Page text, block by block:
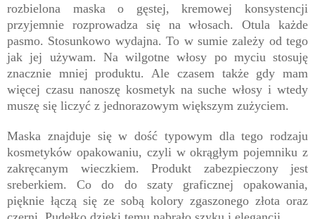
rozbielona maska o gęstej, kremowej konsystencji
przyjemnie rozprowadza się na włosach. Otula każde
pasmo. Stosunkowo wydajna. To w sumie zależy od tego
jak jej używam. Na wilgotne włosy po myciu stosuję
znacznie mniej produktu. Ale czasem także gdy mam
więcej czasu nanoszę kosmetyk na suche włosy i wtedy
muszę się liczyć z jednorazowym większym zużyciem.
Maska znajduje się w dość typowym dla tego rodzaju
kosmetyków opakowaniu, czyli w okrągłym pojemniku z
zakręcanym wieczkiem. Produkt zabezpieczony jest
sreberkiem. Co do do szaty graficznej opakowania,
pięknie łączą się ze sobą kolory zgaszonego złota oraz